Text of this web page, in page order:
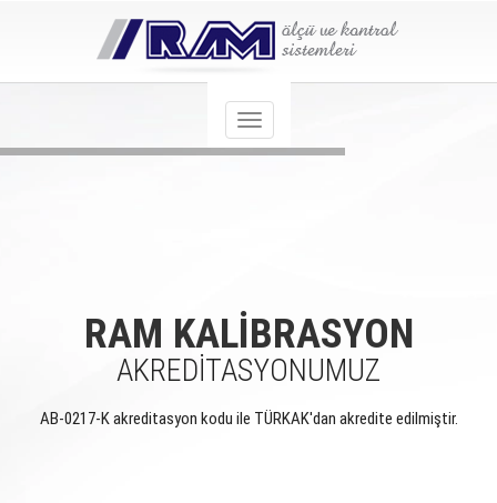
RAM KALİBRASYON
AKREDİTASYONUMUZ
AB-0217-K akreditasyon kodu ile TÜRKAK'dan akredite edilmiştir.